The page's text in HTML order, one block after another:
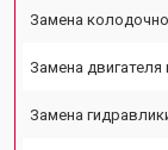
Замена
Замена двигателя
Замена